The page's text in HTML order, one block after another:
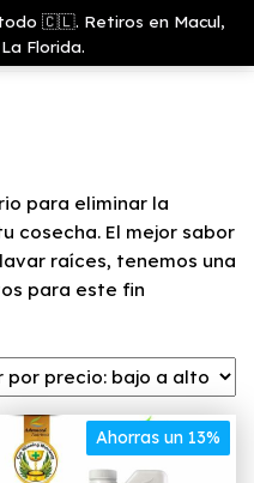
🇨🇱. Retiros en Macul,
Florida.
para eliminar la
cosecha. El mejor sabor
raíces, tenemos una
para este fin
Ahorras un 13%